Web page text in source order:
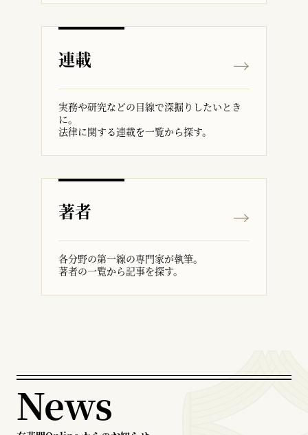
連載
実務や研究などの目線で深掘りしたいとき
に。
法律に関する連載を一覧から探す。
著者
各分野の第一線の専門家が執筆。
著者の一覧から記事を探す。
News